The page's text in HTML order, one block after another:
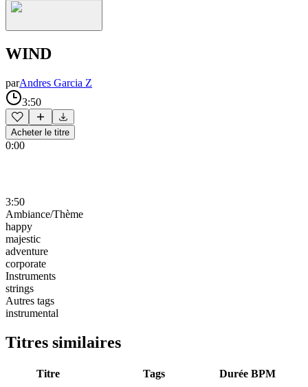
WIND
parAndres Garcia Z
3:50
Acheter le titre
0:00
3:50
Ambiance/Thème
happy
majestic
adventure
corporate
Instruments
strings
Autres tags
instrumental
Titres similaires
Titre Tags Durée BPM